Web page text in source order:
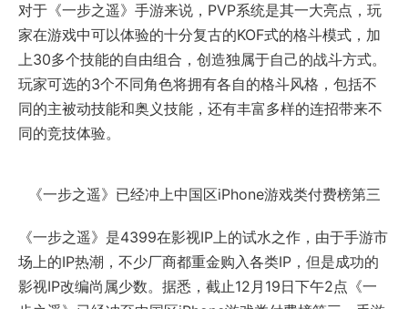
对于《一步之遥》手游来说，PVP系统是其一大亮点，玩
家在游戏中可以体验的十分复古的KOF式的格斗模式，加
上30多个技能的自由组合，创造独属于自己的战斗方式。
玩家可选的3个不同角色将拥有各自的格斗风格，包括不
同的主被动技能和奥义技能，还有丰富多样的连招带来不
同的竞技体验。
《一步之遥》已经冲上中国区iPhone游戏类付费榜第三
《一步之遥》是4399在影视IP上的试水之作，由于手游市
场上的IP热潮，不少厂商都重金购入各类IP，但是成功的
影视IP改编尚属少数。据悉，截止12月19日下午2点《一